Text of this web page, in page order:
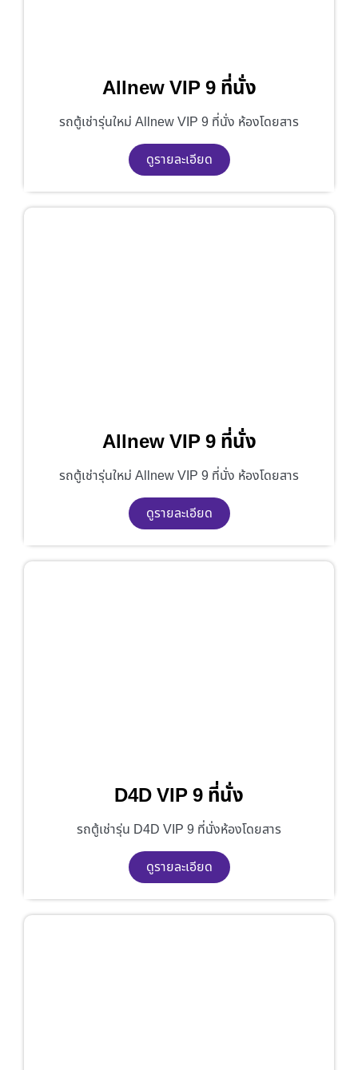
Allnew VIP 9 ที่นั่ง
รถตู้เช่ารุ่นใหม่ Allnew VIP 9 ที่นั่ง ห้องโดยสาร
ดูรายละเอียด
Allnew VIP 9 ที่นั่ง
รถตู้เช่ารุ่นใหม่ Allnew VIP 9 ที่นั่ง ห้องโดยสาร
ดูรายละเอียด
D4D VIP 9 ที่นั่ง
รถตู้เช่ารุ่น D4D VIP 9 ที่นั่งห้องโดยสาร
ดูรายละเอียด